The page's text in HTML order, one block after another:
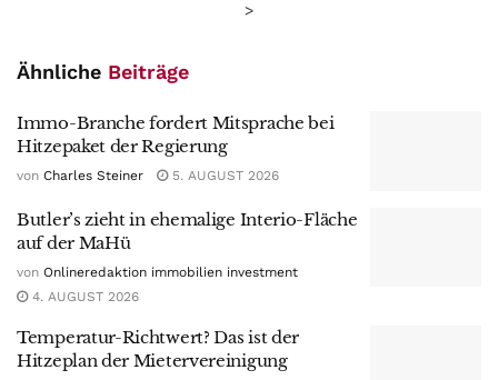
>
Ähnliche Beiträge
Immo-Branche fordert Mitsprache bei
Hitzepaket der Regierung
von Charles Steiner 5. AUGUST 2026
Butler’s zieht in ehemalige Interio-Fläche
auf der MaHü
von Onlineredaktion immobilien investment
4. AUGUST 2026
Temperatur-Richtwert? Das ist der
Hitzeplan der Mietervereinigung